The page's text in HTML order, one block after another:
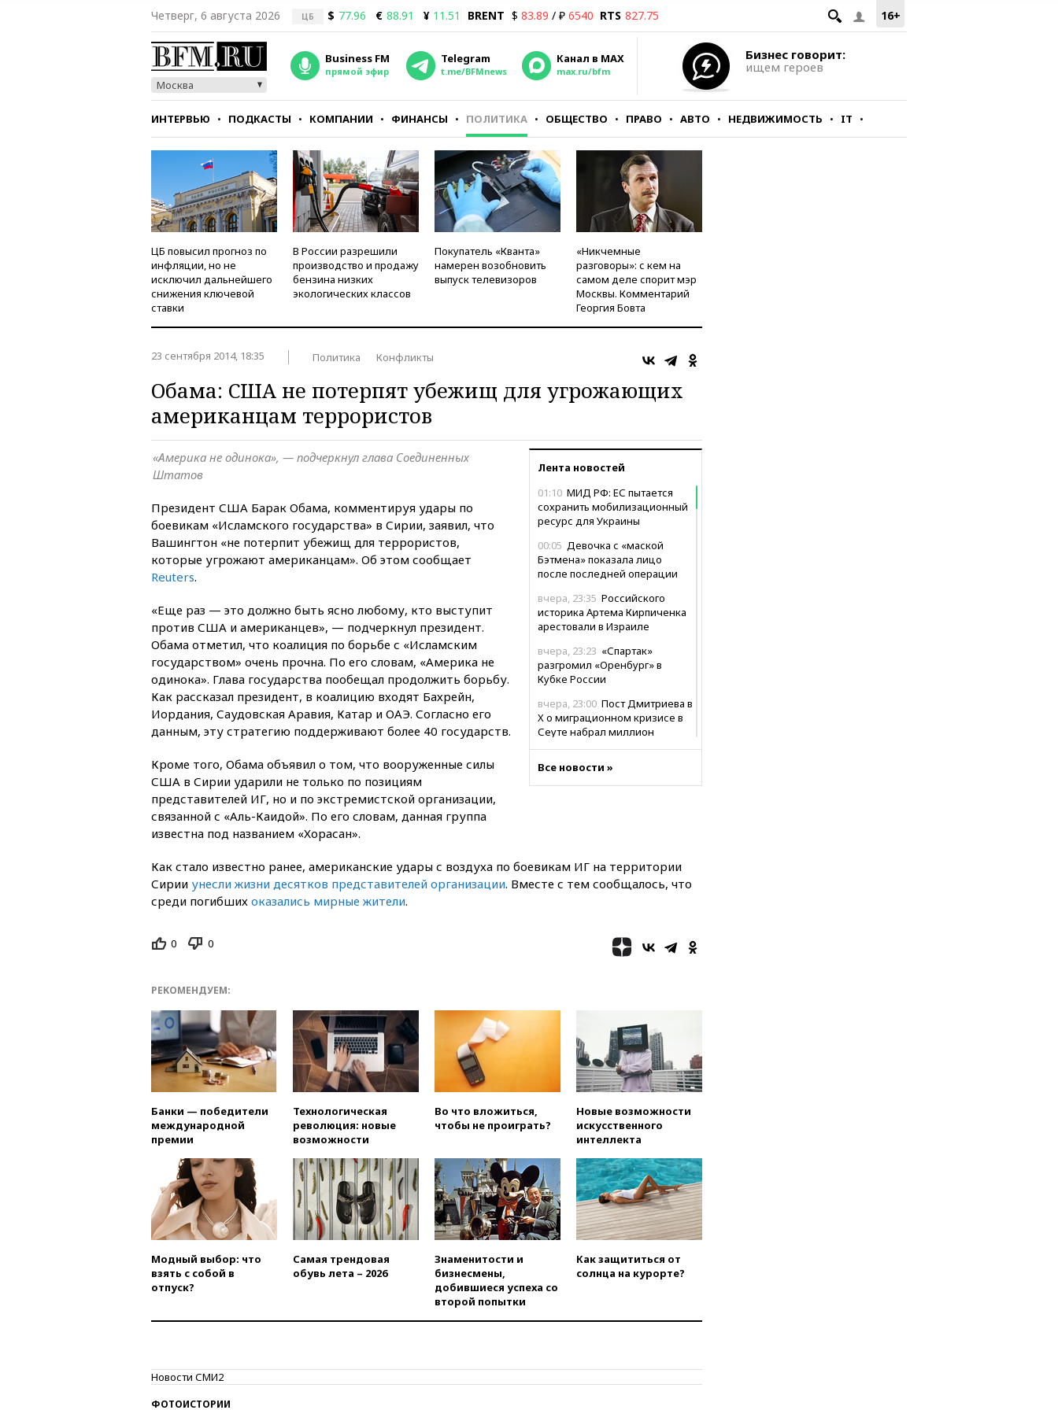
16+
Четверг, 6 августа 2026 ЦБ $ 77.96 € 88.91 ¥ 11.51 BRENT $ 83.89 / ₽ 6540 RTS 827.75
Москва
Business FM
прямой эфир
Telegram
t.me/BFMnews
Канал в MAX
max.ru/bfm
Бизнес говорит:
ищем героев
ИНТЕРВЬЮ ПОДКАСТЫ КОМПАНИИ ФИНАНСЫ ПОЛИТИКА ОБЩЕСТВО ПРАВО АВТО НЕДВИЖИМОСТЬ IT
СТИЛЬ ТЕСТЫ
ЦБ повысил прогноз по
инфляции, но не
исключил дальнейшего
снижения ключевой
ставки
В России разрешили
производство и продажу
бензина низких
экологических классов
Покупатель «Кванта»
намерен возобновить
выпуск телевизоров
«Никчемные
разговоры»: с кем на
самом деле спорит мэр
Москвы. Комментарий
Георгия Бовта
23 сентября 2014, 18:35 Политика Конфликты
Обама: США не потерпят убежищ для угрожающих
американцам террористов
Лента новостей
01:10 МИД РФ: ЕС пытается
сохранить мобилизационный
ресурс для Украины
00:05 Девочка с «маской
Бэтмена» показала лицо
после последней операции
вчера, 23:35 Российского
историка Артема Кирпиченка
арестовали в Израиле
вчера, 23:23 «Спартак»
разгромил «Оренбург» в
Кубке России
вчера, 23:00 Пост Дмитриева в
X о миграционном кризисе в
Сеуте набрал миллион
вчера, 22:49Минпромторг:
банкротство «Кванта» не
вагонов сошли с рельсов в
Оренбургской области
Аксаков: ЦБ
вчера, 21:43
подтвердили, что конкурс
пройдет в Саудовской Аравии
вчера, 21:35Машков: в РФ
подготовили концепцию
искусства до 2035 года
вчера, 21:21 Правительство
РФ разрешило продажу
бензина старых
экологических классов
вчера, 21:15Путин обсудил с
Машковым 150-летие Союза
театральных деятелей
вчера, 20:47 Newsweek:
«взрывная» диарея охватила
47 из 50 штатов США
вчера, 20:20Третий комплект
золотых медалей выиграли на
Все новости »
«Америка не одинока», — подчеркнул глава Соединенных
Штатов
Президент США Барак Обама, комментируя удары по
боевикам «Исламского государства» в Сирии, заявил, что
Вашингтон «не потерпит убежищ для террористов,
которые угрожают американцам». Об этом сообщает
Reuters.
«Еще раз — это должно быть ясно любому, кто выступит
против США и американцев», — подчеркнул президент.
Обама отметил, что коалиция по борьбе с «Исламским
государством» очень прочна. По его словам, «Америка не
одинока». Глава государства пообещал продолжить борьбу.
Как рассказал президент, в коалицию входят Бахрейн,
Иордания, Саудовская Аравия, Катар и ОАЭ. Согласно его
данным, эту стратегию поддерживают более 40 государств.
Кроме того, Обама объявил о том, что вооруженные силы
США в Сирии ударили не только по позициям
представителей ИГ, но и по экстремистской организации,
связанной с «Аль-Каидой». По его словам, данная группа
известна под названием «Хорасан».
Как стало известно ранее, американские удары с воздуха по боевикам ИГ на территории
Сирии унесли жизни десятков представителей организации. Вместе с тем сообщалось, что
среди погибших оказались мирные жители.
0 0
РЕКОМЕНДУЕМ:
Банки — победители
международной
премии
Технологическая
революция: новые
возможности
Во что вложиться,
чтобы не проиграть?
Новые возможности
искусственного
интеллекта
Модный выбор: что
взять с собой в
отпуск?
Самая трендовая
обувь лета – 2026
Знаменитости и
бизнесмены,
добившиеся успеха со
второй попытки
Как защититься от
солнца на курорте?
Новости СМИ2
ФОТОИСТОРИИ